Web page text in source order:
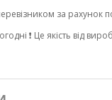
за рахунок
❗ Це якість від